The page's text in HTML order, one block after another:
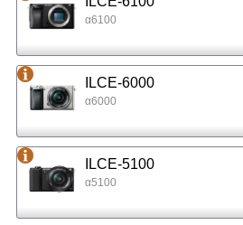
α6100
ILCE-6000
α6000
ILCE-5100
α5100